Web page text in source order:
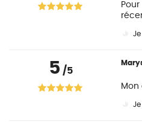
5 /5
Mon